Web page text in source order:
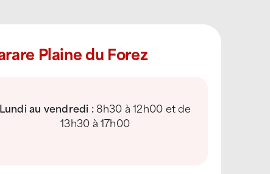
Plaine du Forez
Lundi au vendredi :8h30 à 12h00 et de
13h30 à 17h00